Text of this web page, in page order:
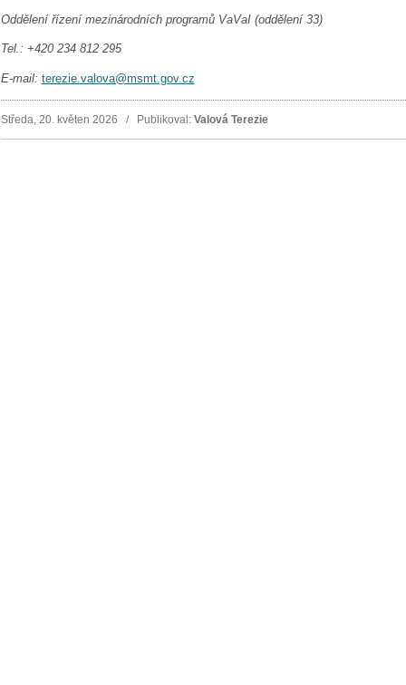
Oddělení řízení mezinárodních programů VaVaI (oddělení 33)
Tel.: +420 234 812 295
E-mail: terezie.valova@msmt.gov.cz
Středa, 20. květen 2026 / Publikoval: Valová Terezie